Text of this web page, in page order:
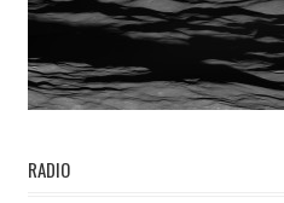
RADIO